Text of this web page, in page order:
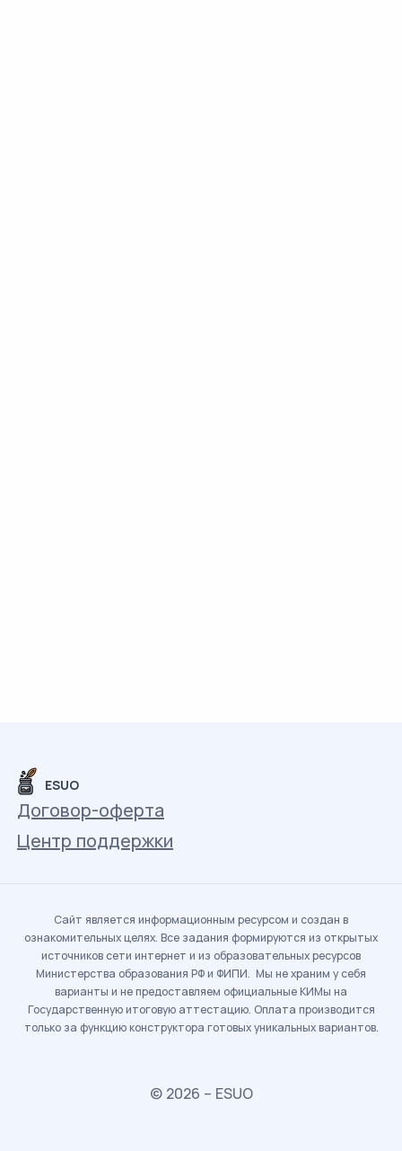
ESUO
Договор-оферта
Центр поддержки
Сайт является информационным ресурсом и создан в
ознакомительных целях. Все задания формируются из открытых
источников сети интернет и из образовательных ресурсов
Министерства образования РФ и ФИПИ. Мы не храним у себя
варианты и не предоставляем официальные КИМы на
Государственную итоговую аттестацию. Оплата производится
только за функцию конструктора готовых уникальных вариантов.
© 2026 – ESUO